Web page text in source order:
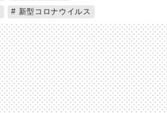
新型コロナウイルス